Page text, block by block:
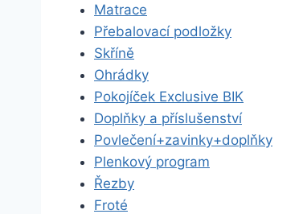
Matrace
Přebalovací podložky
Skříně
Ohrádky
Pokojíček Exclusive BIK
Doplňky a příslušenství
Povlečení+zavinky+doplňky
Plenkový program
Řezby
Froté